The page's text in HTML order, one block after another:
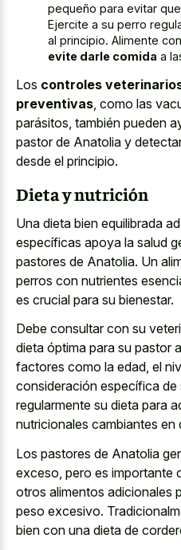
pequeño para evitar
Ejercite a su perro
al principio. Alimente
evite darle comida a
Los controles
preventivas , como las
parásitos, también pueden
pastor de Anatolia y
desde el principio.
Dieta y nutrición
Una dieta bien equilibrada
específicas apoya la salud
pastores de Anatolia. Un
perros con nutrientes
es crucial para su bienestar.
Debe consultar con su
dieta óptima para su pastor
factores como la edad, el
consideración específica de
regularmente su dieta para
nutricionales cambiantes en
Los pastores de Anatolia
exceso, pero es importante
otros alimentos adicionales
peso excesivo.
bien con una dieta de